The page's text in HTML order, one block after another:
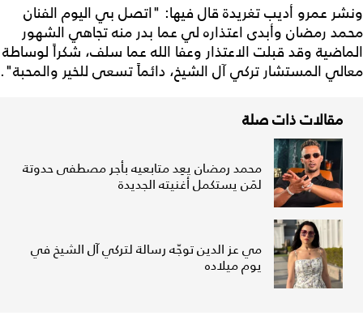
ونشر عمرو أديب تغريدة قال فيها: "اتصل بي اليوم الفنان
محمد رمضان وأبدى اعتذاره لي عما بدر منه تجاهي الشهور
الماضية وقد قبلت الاعتذار وعفا الله عما سلف، شكراً لوساطة
معالي المستشار تركي آل الشيخ، دائماً تسعى للخير والمحبة".
مقالات ذات صلة
محمد رمضان يعِد متابعيه بأجر مصطفى حدوتة
لمَن يستكمل أغنيته الجديدة
مي عز الدين توجّه رسالة لتركي آل الشيخ في
يوم ميلاده